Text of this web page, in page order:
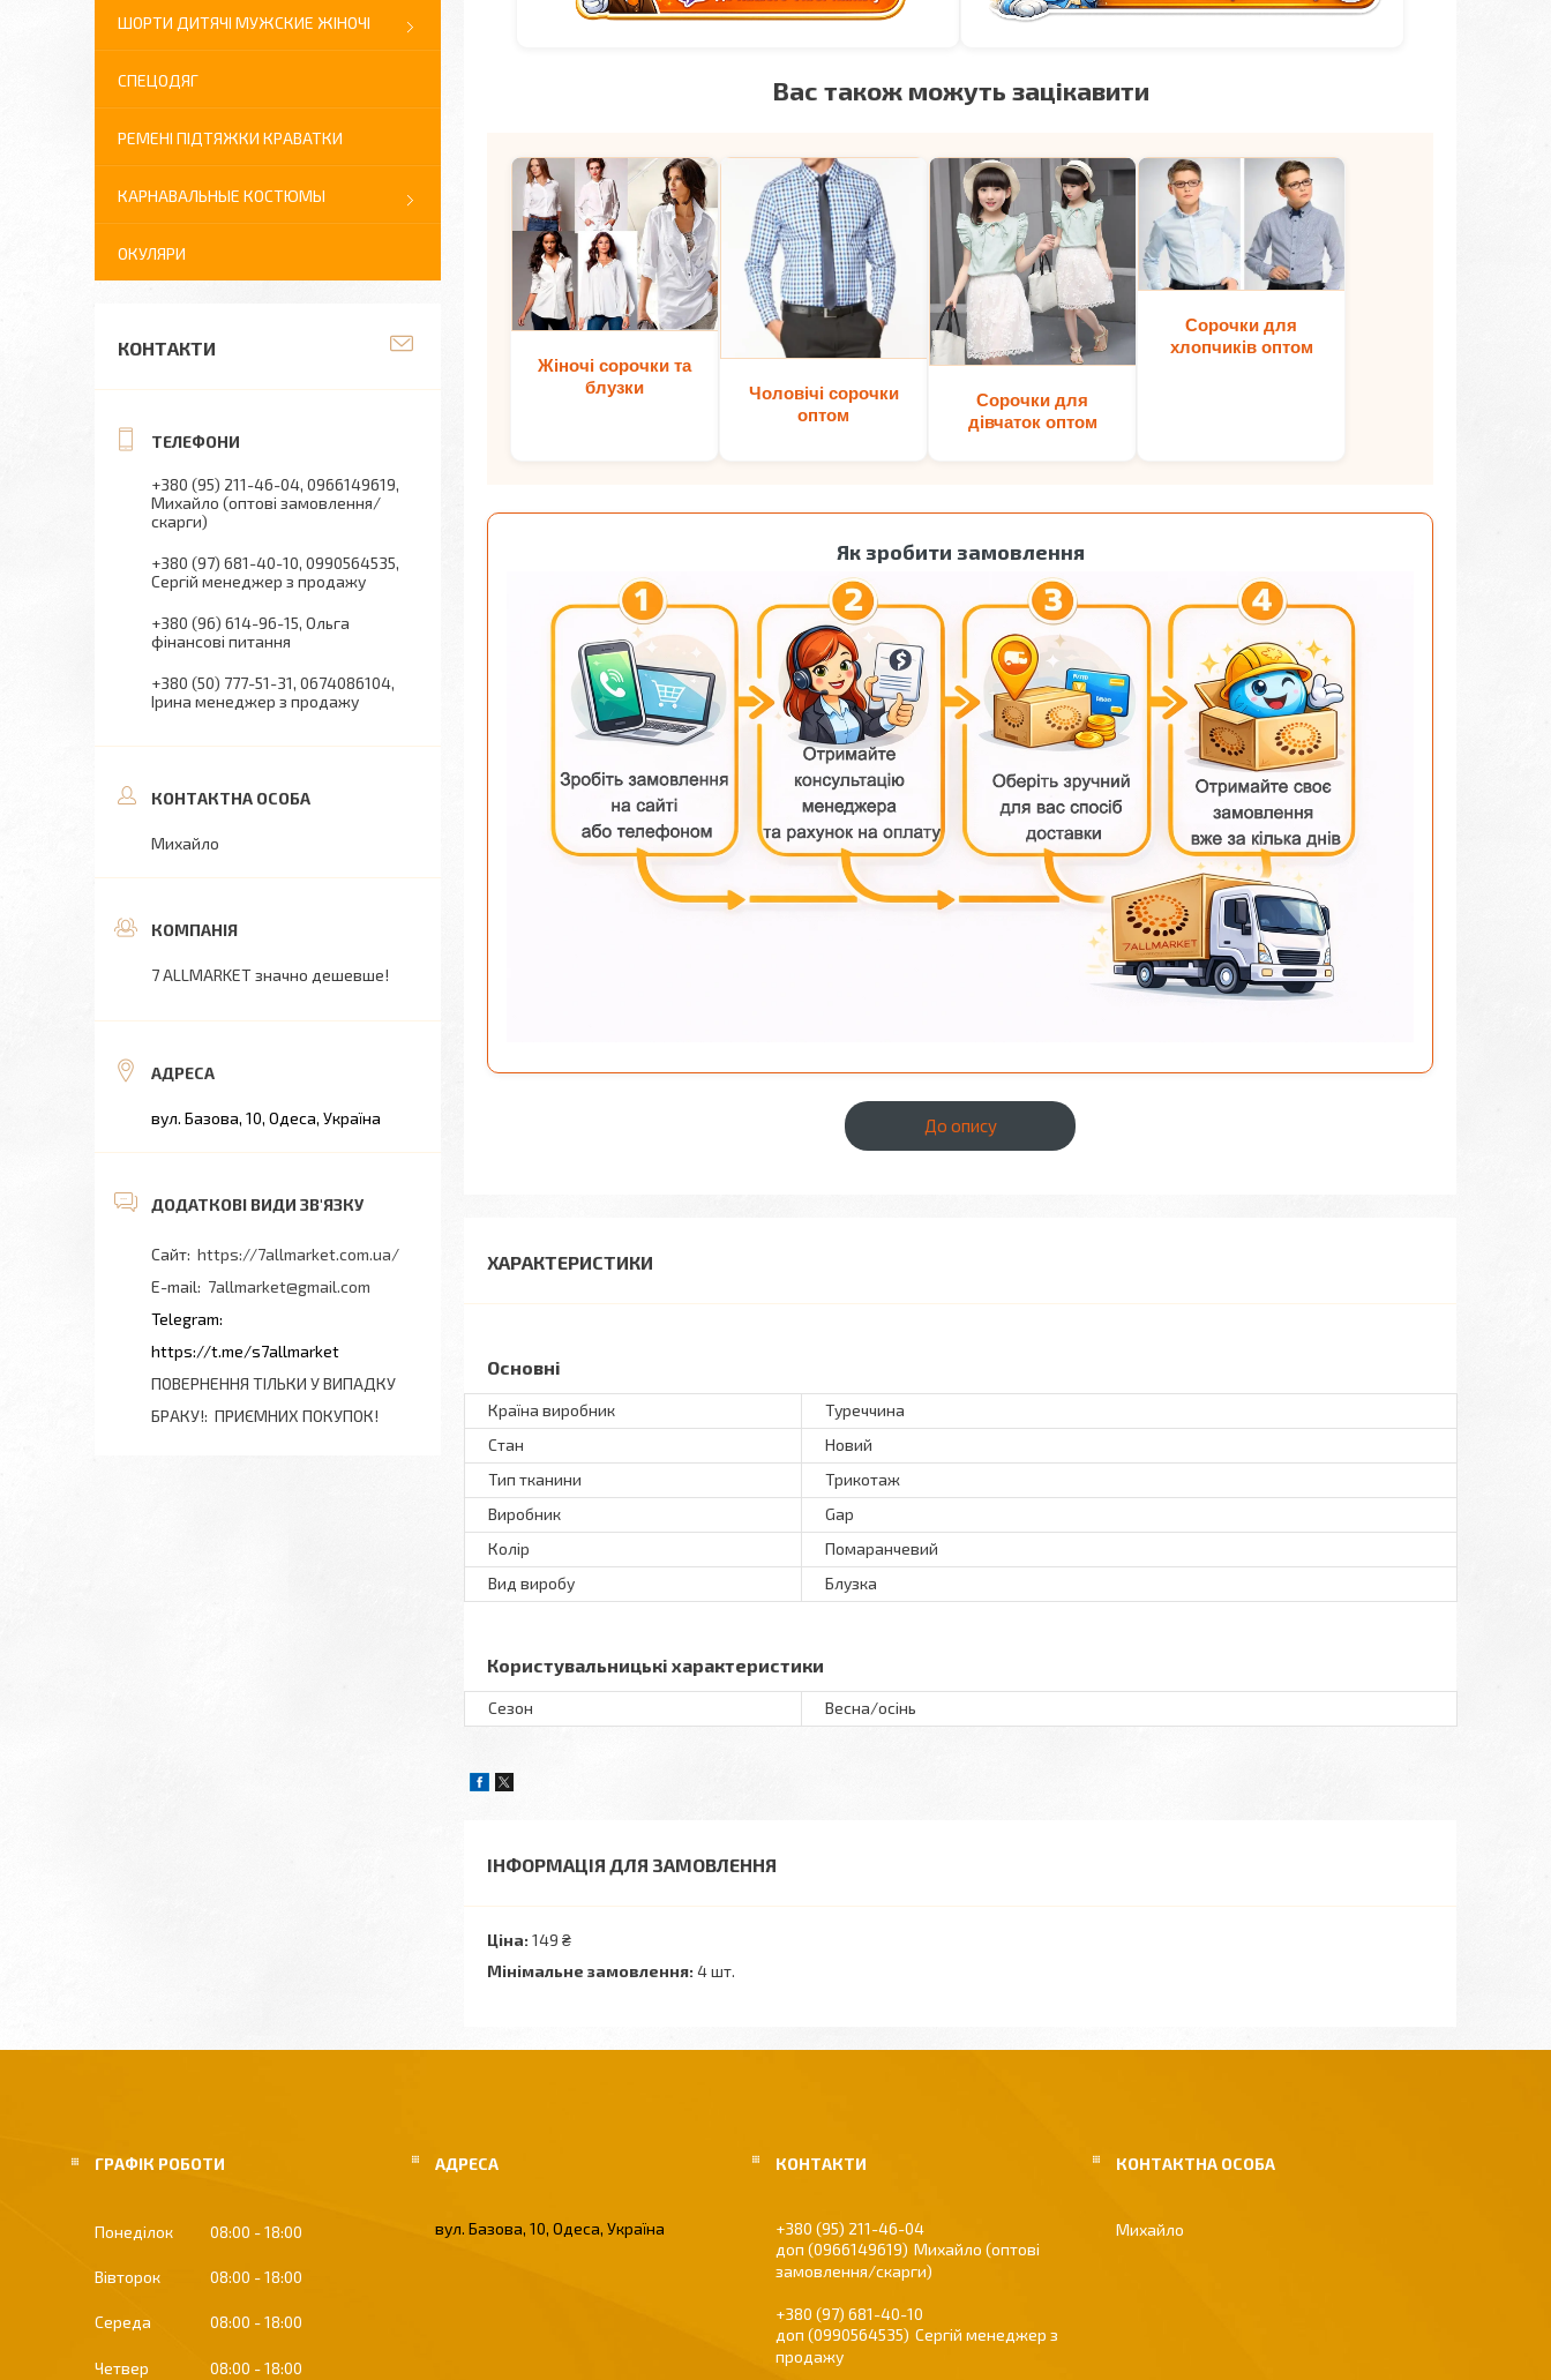
Вас також можуть зацікавити
Жіночі сорочки та
блузки
Чоловічі сорочки
оптом
Сорочки для
дівчаток оптом
Сорочки для
хлопчиків оптом
Як зробити замовлення
До опису
ХАРАКТЕРИСТИКИ
Основні
Країна виробник
Туреччина
Стан
Новий
Тип тканини
Трикотаж
Виробник
Gap
Колір
Помаранчевий
Вид виробу
Блузка
Користувальницькі характеристики
Сезон Весна/осінь
ІНФОРМАЦІЯ ДЛЯ ЗАМОВЛЕННЯ
Ціна: 149 ₴
Мінімальне замовлення: 4 шт.
ШОРТИ ДИТЯЧІ МУЖСКИЕ ЖІНОЧІ
СПЕЦОДЯГ
РЕМЕНІ ПІДТЯЖКИ КРАВАТКИ
КАРНАВАЛЬНЫЕ КОСТЮМЫ
ОКУЛЯРИ
КОНТАКТИ
+380 (95) 211-46-04 0966149619
Михайло (оптові замовлення/
скарги)
+380 (97) 681-40-10 0990564535
Сергій менеджер з продажу
+380 (96) 614-96-15 Ольга
фінансові питання
+380 (50) 777-51-31 0674086104
Ірина менеджер з продажу
Михайло
7 ALLMARKET значно дешевше!
вул. Базова, 10, Одеса, Україна
https://7allmarket.com.ua/
7allmarket@gmail.com
https://t.me/s7allmarket
ПОВЕРНЕННЯ ТІЛЬКИ У ВИПАДКУ
БРАКУ! ПРИЄМНИХ ПОКУПОК!
ГРАФІК РОБОТИ
Понеділок 08:00 18:00
Вівторок 08:00 18:00
Середа 08:00 18:00
Четвер 08:00 18:00
вул. Базова, 10, Одеса, Україна
+380 (95) 211-46-04
0966149619
Михайло (оптові
замовлення/скарги)
+380 (97) 681-40-10
0990564535
Сергій менеджер з
продажу
Михайло